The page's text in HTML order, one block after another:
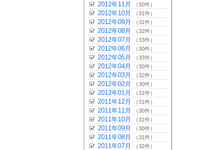
2012年11月 （30件）
2012年10月 （31件）
2012年09月 （31件）
2012年08月 （32件）
2012年07月 （33件）
2012年06月 （30件）
2012年05月 （33件）
2012年04月 （30件）
2012年03月 （32件）
2012年02月 （30件）
2012年01月 （31件）
2011年12月 （31件）
2011年11月 （30件）
2011年10月 （31件）
2011年09月 （30件）
2011年08月 （31件）
2011年07月 （32件）